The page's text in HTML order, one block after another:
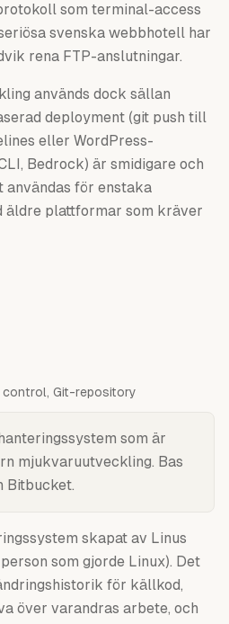
som terminal-access
svenska webbhotell har
rena FTP-anslutningar.
används dock sällan
deployment (git push till
eller WordPress-
Bedrock) är smidigare och
för enstaka
äldre plattformar som kräver
control, Git-repository
som är
mjukvaruutveckling. Bas
Bitbucket.
skapat av Linus
som gjorde Linux). Det
för källkod,
över varandras arbete, och